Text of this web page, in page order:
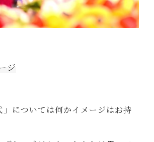
ジ
」については何かイメージはお持